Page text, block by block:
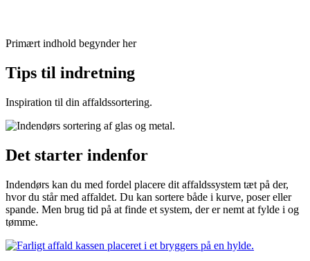
Primært indhold begynder her
Tips til indretning
Inspiration til din affaldssortering.
Det starter indenfor
Indendørs kan du med fordel placere dit affaldssystem tæt på der,
hvor du står med affaldet. Du kan sortere både i kurve, poser eller
spande. Men brug tid på at finde et system, der er nemt at fylde i og
tømme.